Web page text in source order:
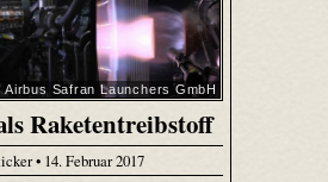
Airbus Safran Launchers GmbH
Raketentreibstoff
• 14. Februar 2017